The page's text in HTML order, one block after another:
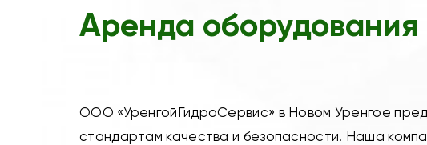
Аренда
ООО «УренгойГидроСервис» в Новом Уренгое
стандартам качества и безопасности. Наша